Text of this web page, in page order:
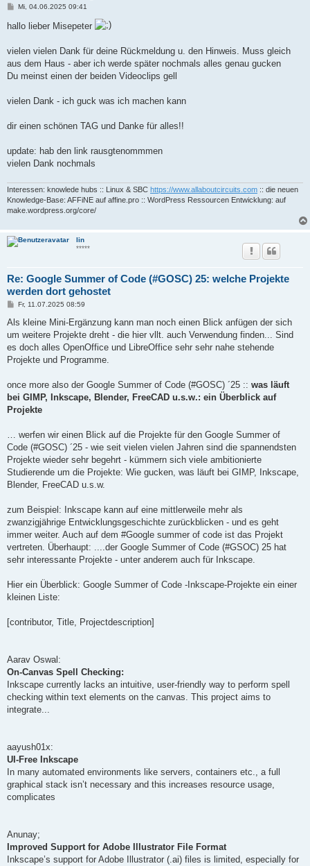
B
i
t
a
g
Mi, 04.06.2025 09:41
hallo lieber Misepeter
vielen vielen Dank für deine Rückmeldung u. den Hinweis. Muss gleich
aus dem Haus - aber ich werde später nochmals alles genau gucken
Du meinst einen der beiden Videoclips gell
vielen Dank - ich guck was ich machen kann
dir einen schönen TAG und Danke für alles!!
update: hab den link rausgtenommmen
vielen Dank nochmals
Interessen: knowlede hubs :: Linux & SBC https://www.allaboutcircuits.com :: die neuen
Knowledge-Base: AFFiNE auf affine.pro :: WordPress Ressourcen Entwicklung: auf
make.wordpress.org/core/
lin
*****
Re: Google Summer of Code (#GOSC) 25: welche Projekte
werden dort gehostet
B
i
r
a
Fr, 11.07.2025 08:59
Als kleine Mini-Ergänzung kann man noch einen Blick anfügen der sich
um weitere Projekte dreht - die hier vllt. auch Verwendung finden... Sind
es doch alles OpenOffice und LibreOffice sehr sehr nahe stehende
Projekte und Programme.
once more also der Google Summer of Code (#GOSC) ´25 :: was läuft
bei GIMP, Inkscape, Blender, FreeCAD u.s.w.: ein Überblick auf
Projekte
… werfen wir einen Blick auf die Projekte für den Google Summer of
Code (#GOSC) ´25 - wie seit vielen vielen Jahren sind die spannendsten
Projekte wieder sehr begehrt - kümmern sich viele ambitionierte
Studierende um die Projekte: Wie gucken, was läuft bei GIMP, Inkscape,
Blender, FreeCAD u.s.w.
zum Beispiel: Inkscape kann auf eine mittlerweile mehr als
zwanzigjährige Entwicklungsgeschichte zurückblicken - und es geht
immer weiter. Auch auf dem #Google summer of code ist das Projekt
vertreten. Überhaupt: ....der Google Summer of Code (#GSOC) 25 hat
sehr interessante Projekte - unter anderem auch für Inkscape.
Hier ein Überblick: Google Summer of Code -Inkscape-Projekte ein einer
kleinen Liste:
[contributor, Title, Projectdescription]
Aarav Oswal:
On-Canvas Spell Checking:
Inkscape currently lacks an intuitive, user-friendly way to perform spell
checking within text elements on the canvas. This project aims to
integrate...
aayush01x:
UI-Free Inkscape
In many automated environments like servers, containers etc., a full
graphical stack isn’t necessary and this increases resource usage,
complicates
Anunay;
Improved Support for Adobe Illustrator File Format
Inkscape’s support for Adobe Illustrator (.ai) files is limited, especially for